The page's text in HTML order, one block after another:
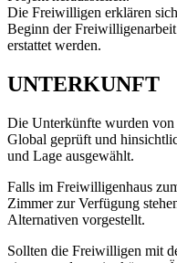
Die Freiwilligen erklären
Beginn der
erstattet werden.
UNTERKUNFT
Die Unterkünfte wurden
Global geprüft und
und Lage ausgewählt.
Falls im Freiwilligenhaus
Zimmer zur Verfügung
Alternativen vorgestellt.
Sollten die Freiwilligen mit